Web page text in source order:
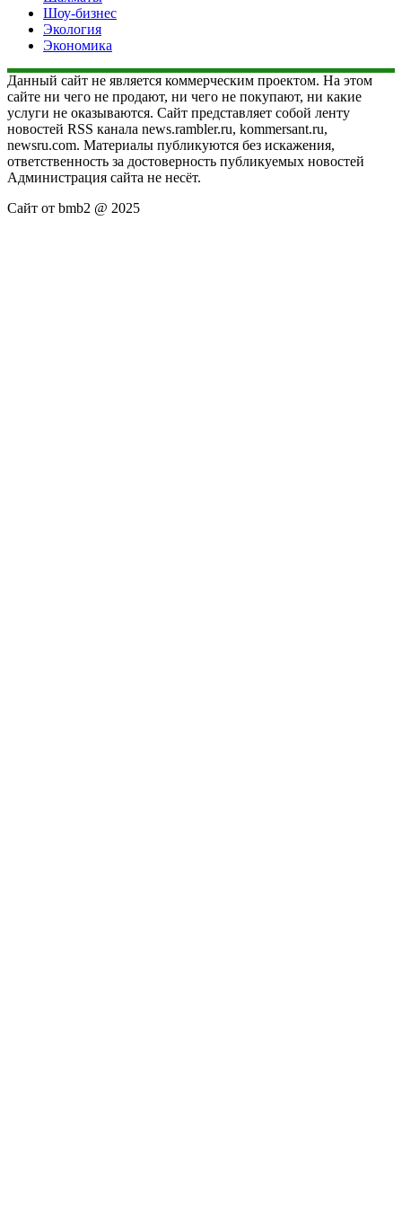
Шоу-бизнес
Экология
Экономика
Данный сайт не является коммерческим проектом. На этом
сайте ни чего не продают, ни чего не покупают, ни какие
услуги не оказываются. Сайт представляет собой ленту
новостей RSS канала news.rambler.ru, kommersant.ru,
newsru.com. Материалы публикуются без искажения,
ответственность за достоверность публикуемых новостей
Администрация сайта не несёт.
Сайт от bmb2 @ 2025